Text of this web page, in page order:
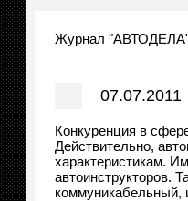
Журнал
07.07.2011
Конкуренция в
Действительно,
характеристикам.
автоинструкторов.
коммуникабельный,